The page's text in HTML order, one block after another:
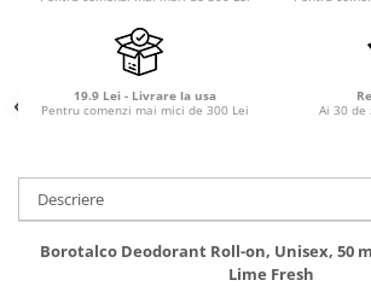
19.9 Lei - Livrare la usa
Pentru comenzi mai mici de 300 Lei
Ai 30
Descriere
Borotalco Deodorant Roll-on, Unisex, 50
Lime Fresh